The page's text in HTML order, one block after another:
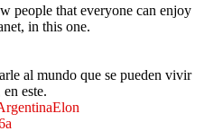
people that everyone can enjoy
in this one.
al mundo que se pueden vivir
este.